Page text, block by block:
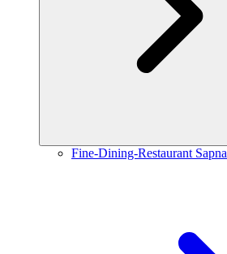
Fine-Dining-Restaurant Sapna